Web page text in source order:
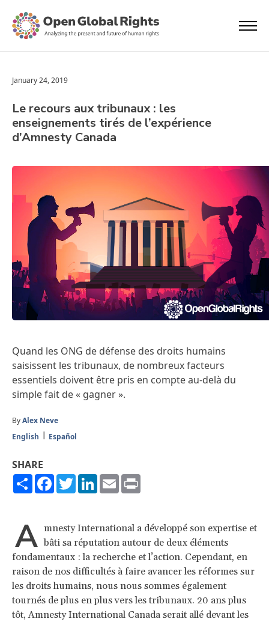
January 24, 2019
Le recours aux tribunaux : les
enseignements tirés de l’expérience
d’Amnesty Canada
Quand les ONG de défense des droits humains
saisissent les tribunaux, de nombreux facteurs
essentiels doivent être pris en compte au-delà du
simple fait de « gagner ».
ByAlex Neve
English
Español
SHARE
ShareFacebook
TwitterLinkedIn
Email
A mnesty International a développé son expertise et
bâti sa réputation autour de deux éléments
fondamentaux : la recherche et l’action. Cependant, en
raison de nos difficultés à faire avancer les réformes sur
les droits humains, nous nous sommes également
tournés de plus en plus vers les tribunaux. 20 ans plus
tôt, Amnesty International Canada serait allé devant les